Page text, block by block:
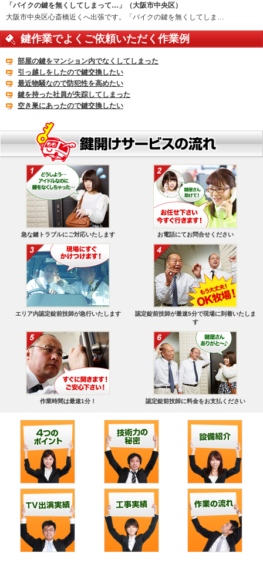
「バイクの鍵を無くしてしまって…」（大阪市中央区）
大阪市中央区心斎橋近くへ出張です。「バイクの鍵を無くしてしま…
鍵作業でよくご依頼いただく作業例
部屋の鍵をマンション内でなくしてしまった
引っ越しをしたので鍵交換したい
最近物騒なので防犯性を高めたい
鍵を持った社員が失踪してしまった
空き巣にあったので鍵交換したい
急な鍵トラブルにご対応いたします お電話にてお問合せください
エリア内認定錠前技師が急行いたします
認定錠前技師が最速5分で現場に到着いたしま
す
作業時間は最速1分！ 認定錠前技師に料金をお支払ください